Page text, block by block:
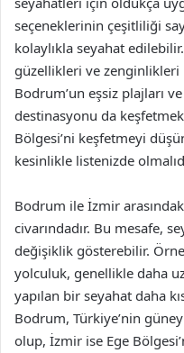
seçeneklerinin çeşitliliği
kolaylıkla seyahat
güzellikleri ve
Bodrum’un eşsiz plajları
destinasyonu da
Bölgesi’ni keşfetmeyi
kesinlikle listenizde
Bodrum ile İzmir
civarındadır. Bu mesafe,
değişiklik gösterebilir.
yolculuk, genellikle daha
yapılan bir seyahat daha
Bodrum, Türkiye’nin
olup, İzmir ise Ege